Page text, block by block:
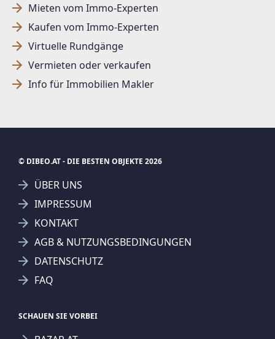
Mieten vom Immo-Experten
Kaufen vom Immo-Experten
Virtuelle Rundgänge
Vermieten oder verkaufen
Info für Immobilien Makler
© DIBEO.AT - DIE BESTEN OBJEKTE 2026
ÜBER UNS
IMPRESSUM
KONTAKT
AGB & NUTZUNGSBEDINGUNGEN
DATENSCHUTZ
FAQ
SCHAUEN SIE VORBEI